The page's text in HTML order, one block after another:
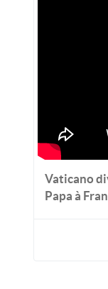
Vaticano
Papa à